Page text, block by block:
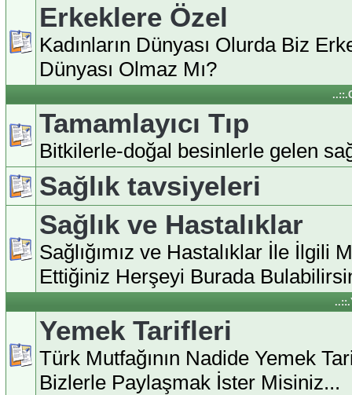
Erkeklere Özel
Kadınların Dünyası Olurda Biz
Dünyası Olmaz Mı?
Tamamlayıcı Tıp
Bitkilerle-doğal besinlerle gelen
Sağlık tavsiyeleri
Sağlık ve Hastalıklar
Sağlığımız ve Hastalıklar İle İlgili
Ettiğiniz Herşeyi Burada
Yemek Tarifleri
Türk Mutfağının Nadide Yemek
Bizlerle Paylaşmak İster Misiniz...